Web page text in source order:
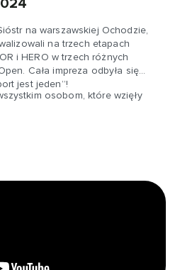
na warszawskiej Ochodzie,
na trzech etapach
i HERO w trzech różnych
Cała impreza odbyła się
jest jeden”!
osobom, które wzięły